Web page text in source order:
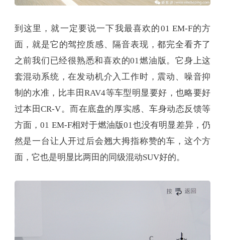
到这里，就一定要说一下我最喜欢的01 EM-F的方
面，就是它的驾控质感、隔音表现，都完全看齐了
之前我们已经很熟悉和喜欢的01燃油版。它身上这
套混动系统，在发动机介入工作时，震动、噪音抑
制的水准，比丰田RAV4等车型明显要好，也略要好
过本田CR-V。而在底盘的厚实感、车身动态反馈等
方面，01 EM-F相对于燃油版01也没有明显差异，仍
然是一台让人开过后会翘大拇指称赞的车，这个方
面，它也是明显比两田的同级混动SUV好的。